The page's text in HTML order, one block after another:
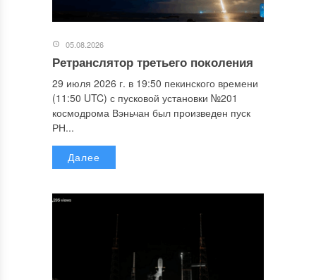
05.08.2026
Ретранслятор третьего поколения
29 июля 2026 г. в 19:50 пекинского времени
(11:50 UTC) с пусковой установки №201
космодрома Вэньчан был произведен пуск
РН...
Далее